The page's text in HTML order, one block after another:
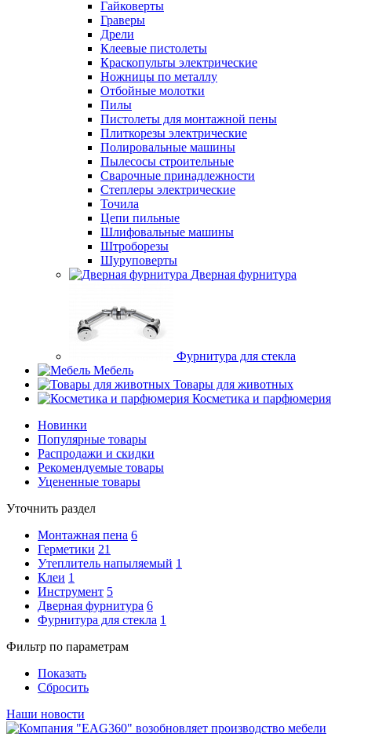
Гайковерты
Граверы
Дрели
Клеевые пистолеты
Краскопульты электрические
Ножницы по металлу
Отбойные молотки
Пилы
Пистолеты для монтажной пены
Плиткорезы электрические
Полировальные машины
Пылесосы строительные
Сварочные принадлежности
Степлеры электрические
Точила
Цепи пильные
Шлифовальные машины
Штроборезы
Шуруповерты
Дверная фурнитура
Фурнитура для стекла
Мебель
Товары для животных
Косметика и парфюмерия
Новинки
Популярные товары
Распродажи и скидки
Рекомендуемые товары
Уцененные товары
Уточнить раздел
Монтажная пена 6
Герметики 21
Утеплитель напыляемый 1
Клеи 1
Инструмент 5
Дверная фурнитура 6
Фурнитура для стекла 1
Фильтр по параметрам
Показать
Сбросить
Наши новости